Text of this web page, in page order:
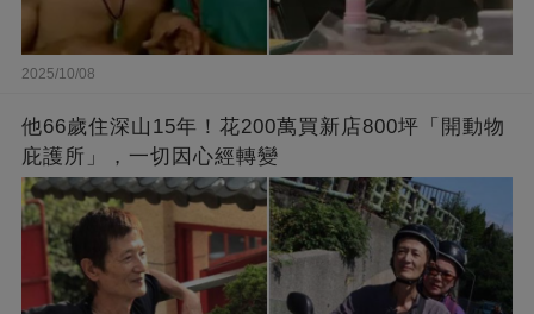
2025/10/08
他66歲住深山15年！花200萬買新店800坪「開動物
庇護所」，一切因心經轉變